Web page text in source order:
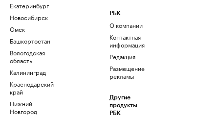
Екатеринбург
Новосибирск
Омск
Башкортостан
Вологодская
область
Калининград
Краснодарский
край
Нижний
Новгород
РБК
О компании
Контактная
информация
Редакция
Размещение
рекламы
Другие
продукты
РБК